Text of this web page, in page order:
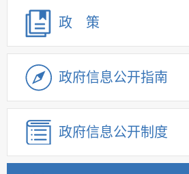
政 策
政府信息公开指南
政府信息公开制度